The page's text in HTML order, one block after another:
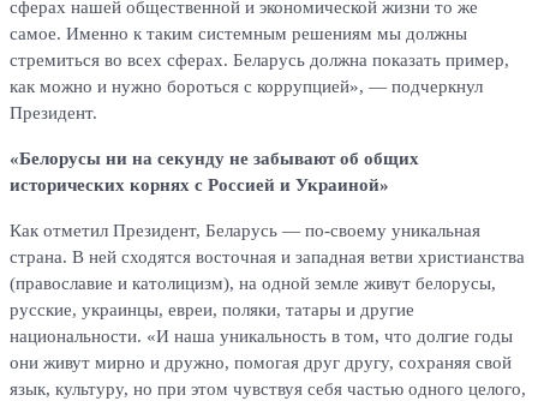
сферах нашей общественной и экономической жизни то же
самое. Именно к таким системным решениям мы должны
стремиться во всех сферах. Беларусь должна показать пример,
как можно и нужно бороться с коррупцией», — подчеркнул
Президент.
«Белорусы ни на секунду не забывают об общих
исторических корнях с Россией и Украиной»
Как отметил Президент, Беларусь — по-своему уникальная
страна. В ней сходятся восточная и западная ветви христианства
(православие и католицизм), на одной земле живут белорусы,
русские, украинцы, евреи, поляки, татары и другие
национальности. «И наша уникальность в том, что долгие годы
они живут мирно и дружно, помогая друг другу, сохраняя свой
язык, культуру, но при этом чувствуя себя частью одного целого,